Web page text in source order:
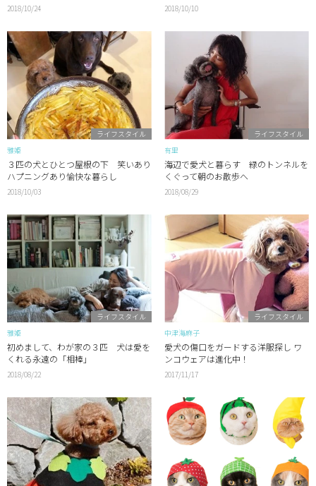
2018/10/24 2018/10/10
ライフスタイル
雅姫
３匹の犬とひとつ屋根の下 笑いあり
ハプニングあり愉快な暮らし
2018/10/03
ライフスタイル
有里
海辺で愛犬と暮らす 緑のトンネルを
くぐって朝のお散歩へ
2018/08/29
ライフスタイル
雅姫
初めまして、わが家の３匹 犬は愛を
くれる永遠の「相棒」
2018/08/22
ライフスタイル
中津海麻子
愛犬の傷口をガードする洋服探し ワ
ンコウェアは進化中！
2017/11/17